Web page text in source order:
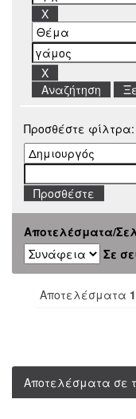
Προσθέστε φίλτρα:
Αποτελέσματα/
Σε
Αποτελέσματα
Αποτελέσματα σε